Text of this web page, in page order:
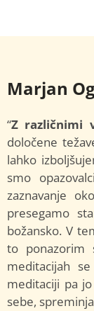
Marjan
“Z različnimi
določene
lahko
smo
zaznavanje
presegamo
božansko. V
to ponazorim
meditacijah
meditaciji pa
sebe,